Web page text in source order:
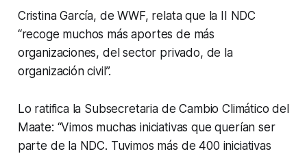
Cristina García, de WWF, relata que la II NDC
“recoge muchos más aportes de más
organizaciones, del sector privado, de la
organización civil”.
Lo ratifica la Subsecretaria de Cambio Climático del
Maate: “Vimos muchas iniciativas que querían ser
parte de la NDC. Tuvimos más de 400 iniciativas